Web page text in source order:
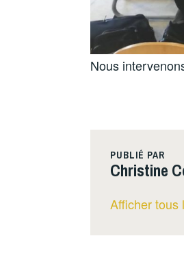
Nous
PUBLIÉ PAR
Christine
Afficher tous